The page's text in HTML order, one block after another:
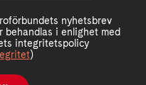
nyhetsbrev
behandlas i enlighet med
integritetspolicy
)